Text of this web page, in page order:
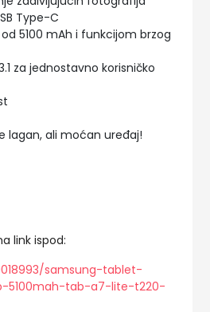
Type-C
5100 mAh i funkcijom brzog
za jednostavno korisničko
lagan, ali moćan uređaj!
link ispod:
samsung-tablet-
5100mah-tab-a7-lite-t220-